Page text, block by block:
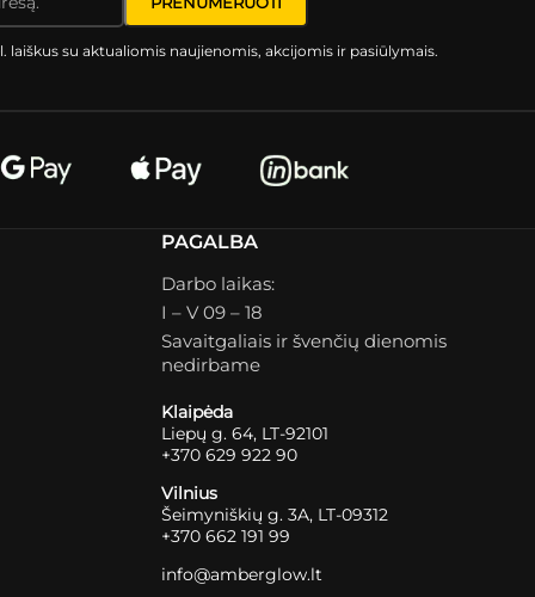
laiškus su aktualiomis naujienomis, akcijomis ir pasiūlymais.
PAGALBA
Darbo laikas:
I – V 09 – 18
Savaitgaliais ir švenčių dienomis
nedirbame
Klaipėda
Liepų g. 64, LT-92101
+370 629 922 90
Vilnius
Šeimyniškių g. 3A, LT-09312
+370 662 191 99
info@amberglow.lt